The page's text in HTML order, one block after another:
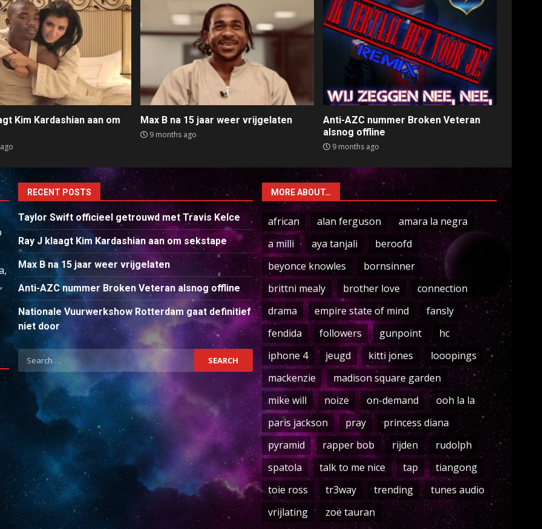
Kim Kardashian aan om
Max B na 15 jaar weer vrijgelaten
9 months ago
Anti-AZC nummer Broken Veteran
alsnog offline
9 months ago
RECENT POSTS
Taylor Swift officieel getrouwd met Travis Kelce
Ray J klaagt Kim Kardashian aan om sekstape
Max B na 15 jaar weer vrijgelaten
Anti-AZC nummer Broken Veteran alsnog offline
Nationale Vuurwerkshow Rotterdam gaat definitief
niet door
Search
for:
MORE ABOUT…
african alan ferguson
amara la negra
a milli
aya tanjali
beroofd
beyonce knowles
bornsinner
brittni mealy
brother love
connection
drama
empire state of mind
fansly
fendida
followers gunpoint
hc
iphone 4
jeugd kitti jones
looopings
mackenzie
madison square garden
mike will
noize on-demand
ooh la la
paris jackson
pray
princess diana
pyramid
rapper bob rijden
rudolph
spatola
talk to me nice tap
tiangong
toie ross
tr3way trending
tunes audio
vrijlating
zoë tauran